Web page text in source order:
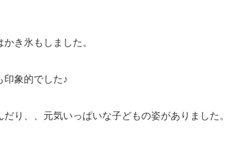
き氷もしました。
印象的でした♪
り、、元気いっぱいな子どもの姿がありました。